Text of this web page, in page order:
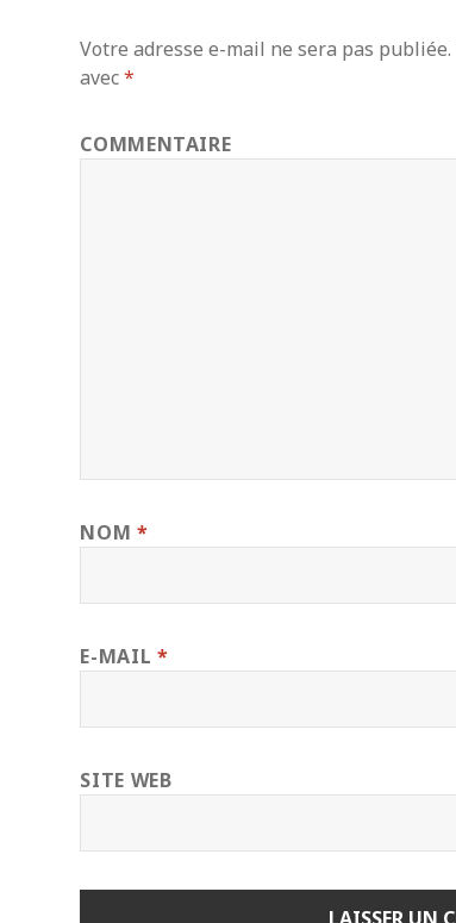
Votre adresse e-mail ne sera pas publiée.
avec*
COMMENTAIRE
NOM *
E-MAIL *
SITE WEB